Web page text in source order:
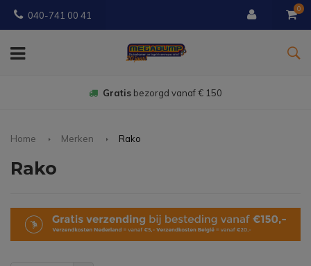
040-741 00 41
0
Gratis bezorgd vanaf € 150
Home Merken Rako
Rako